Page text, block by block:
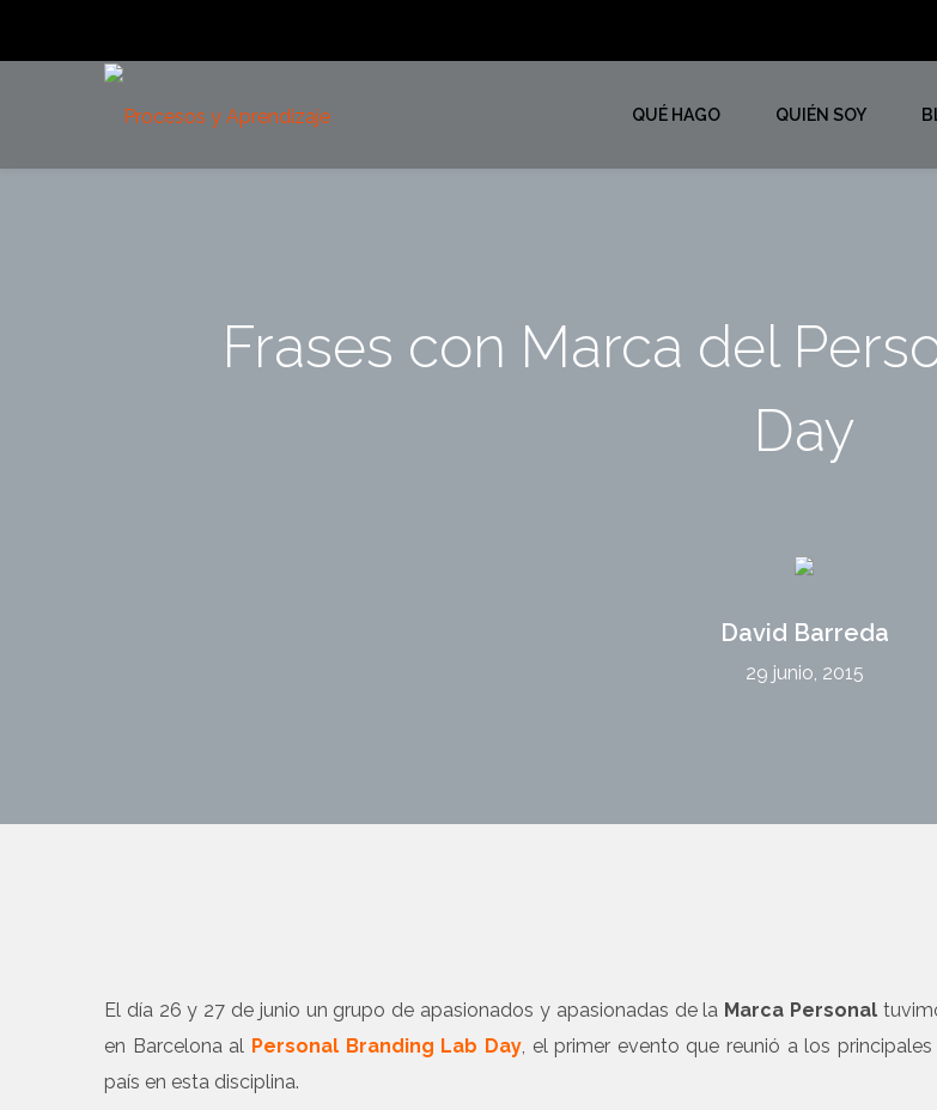
QUÉ HAGO QUIÉN SOY
Frases con Marca del
Day
David Barreda
29 junio, 2015
El día 26 y 27 de junio un grupo de apasionados y apasionadas de la Marca Personal
en Barcelona al Personal Branding Lab Day, el primer evento que reunió a los
país en esta disciplina.